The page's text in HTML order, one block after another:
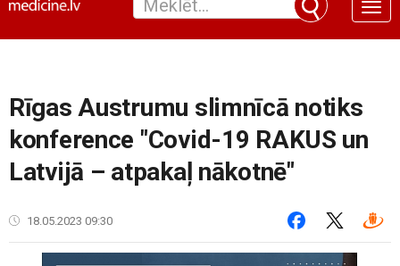
Toggle
Rīgas Austrumu slimnīcā notiks
konference "Covid-19 RAKUS un
Latvijā – atpakaļ nākotnē"
18.05.2023 09:30